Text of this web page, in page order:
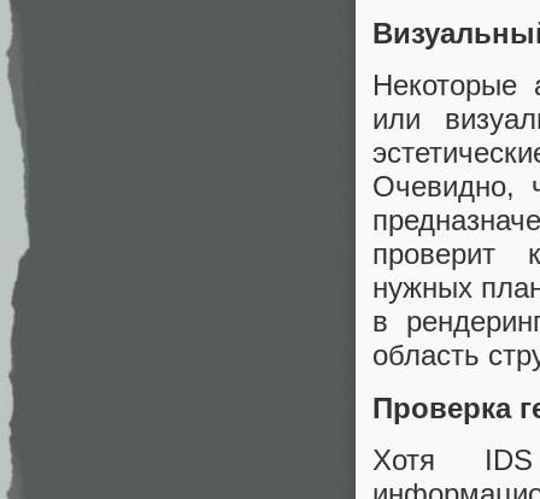
Некоторые
или
Очевидно,
проверит
нужных
в
область
Проверка
Хотя